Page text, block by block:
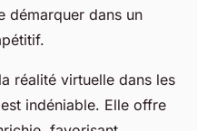
démarquer dans un
réalité virtuelle dans les
indéniable. Elle offre